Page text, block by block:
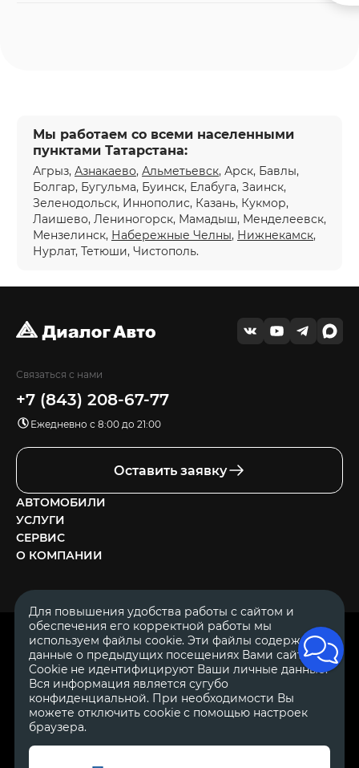
Мы работаем со всеми населенными
пунктами Татарстана:
Агрыз, Азнакаево, Альметьевск, Арск, Бавлы,
Болгар, Бугульма, Буинск, Елабуга, Заинск,
Зеленодольск, Иннополис, Казань, Кукмор,
Лаишево, Лениногорск, Мамадыш, Менделеевск,
Мензелинск, Набережные Челны, Нижнекамск,
Нурлат, Тетюши, Чистополь.
Связаться с нами
+7 (843) 208-67-77
Ежедневно с 8:00 до 21:00
Оставить заявку
АВТОМОБИЛИ
УСЛУГИ
СЕРВИС
О КОМПАНИИ
© 2007—2026 «Диалог Авто» — автосалон. Все права защищены.
Обращаем Ваше внимание на то, что данный Интернет-сайт
носит исключительно информационный характер и ни при
каких условиях не является публичной офертой, определяемой
положениями Статьи 437 Гражданского Кодекса Российской
Федерации.Для получения подробной информации о
продажам автосалонов Диалог Авто. Для получения
ОГРН 1111644005153
ИНН 1644062657
Для повышения удобства работы с сайтом и
обеспечения его корректной работы мы
используем файлы cookie. Эти файлы содержат
данные о предыдущих посещениях Вами сайта.
Cookie не идентифицируют Ваши личные данные.
Вся информация является сугубо
конфиденциальной. При необходимости Вы
можете отключить cookie с помощью настроек
браузера.